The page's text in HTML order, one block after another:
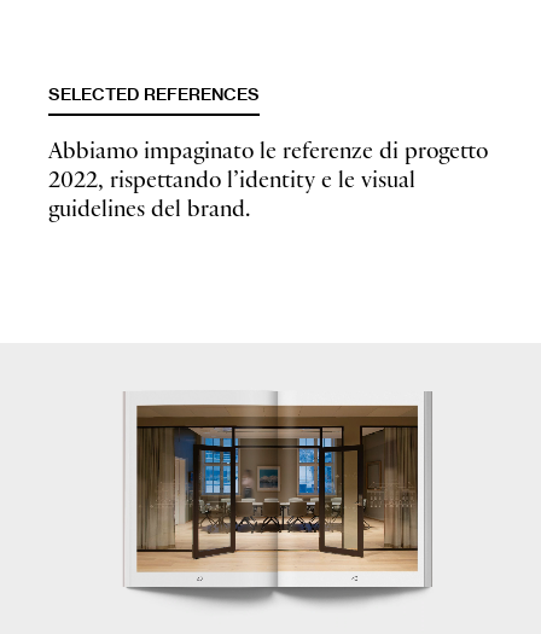
SELECTED REFERENCES
Abbiamo impaginato le referenze di progetto
2022, rispettando l’identity e le visual
guidelines del brand.